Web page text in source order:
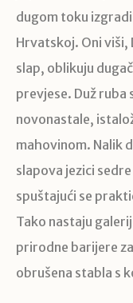
dugom toku
Hrvatskoj. Oni viši,
slap, oblikuju
prevjese. Duž ruba
novonastale,
mahovinom. Nalik
slapova jezici
spuštajući se
Tako nastaju
prirodne barijere
obrušena stabla s